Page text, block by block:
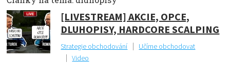
[LIVESTREAM] AKCIE, OPCE,
DLUHOPISY, HARDCORE SCALPING
Strategie obchodování
Učíme obchodovat
Video